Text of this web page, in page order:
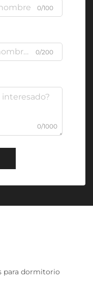
0/100
0/200
0/1000
para dormitorio